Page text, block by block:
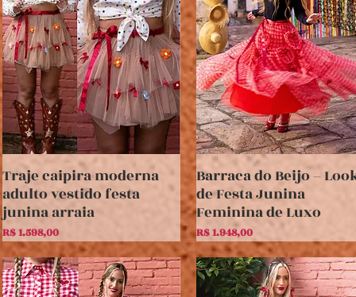
Visualização rápida
Traje caipira moderna
adulto vestido festa
junina arraia
Preço
R$ 1.598,00
Visualização rápida
Barraca do Beijo –
de Festa Junina
Feminina de Luxo
Preço
R$ 1.948,00